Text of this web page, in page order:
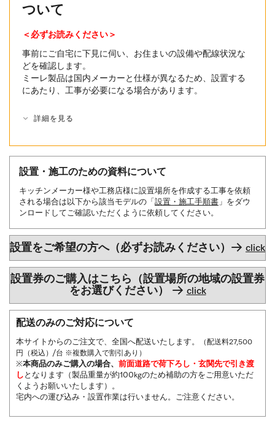
ついて
＜必ずお読みください＞
事前にご自宅に下見に伺い、お住まいの設備や配線状況な
どを確認します。
ミーレ製品は国内メーカーと仕様が異なるため、設置する
にあたり、工事が必要になる場合があります。
詳細を見る
設置・施工のための資料について
キッチンメーカー様や工務店様に設置場所を作成する工事を依頼
される場合は以下から該当モデルの「 設置・施工手順書 」をダウ
ンロードしてご確認いただくように依頼してください。
設置をご希望の方へ（必ずお読みください） → click
設置券のご購入はこちら（設置場所の地域の設置券
をお選びください）
→ click
配送のみのご対応について
本サイトからのご注文で、全国へ配送いたします。
（配送料27,500
円（税込）/台 ※複数購入で割引あり）
※本商品のみご購入の場合、 前面道路で荷下ろし・玄関先で引き渡
し となります（製品重量が約100kgのため補助の方をご用意いただ
くようお願いいたします）。
宅内への運び込み・設置作業は行いません。ご注意ください。